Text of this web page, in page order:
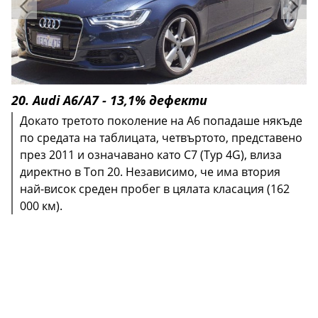
20. Audi A6/A7 - 13,1% дефекти
Докато третото поколение на А6 попадаше някъде
по средата на таблицата, четвъртото, представено
през 2011 и означавано като C7 (Typ 4G), влиза
директно в Топ 20. Независимо, че има втория
най-висок среден пробег в цялата класация (162
000 км).